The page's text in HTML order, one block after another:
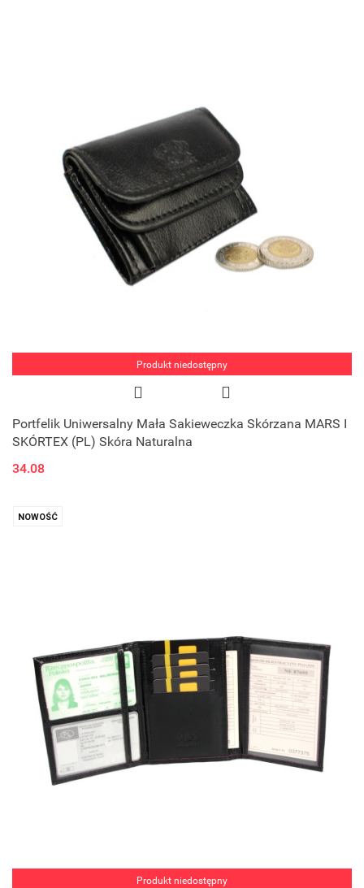
Produkt niedostępny
Portfelik Uniwersalny Mała Sakieweczka Skórzana MARS I
SKÓRTEX (PL) Skóra Naturalna
34.08
NOWOŚĆ
Produkt niedostępny